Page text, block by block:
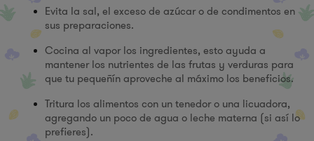
Evita la sal, el exceso de azúcar o de condimentos en
sus preparaciones.
Cocina al vapor los ingredientes, esto ayuda a
mantener los nutrientes de las frutas y verduras para
que tu pequeñín aproveche al máximo los beneficios.
Tritura los alimentos con un tenedor o una licuadora,
agregando un poco de agua o leche materna (si así lo
prefieres).